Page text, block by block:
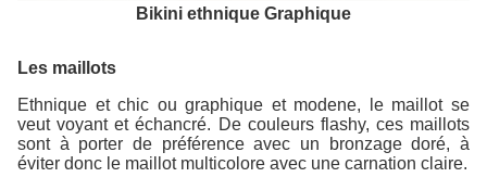
Bikini ethnique Graphique
Les maillots
Ethnique et chic ou graphique et modene, le maillot se
veut voyant et échancré. De couleurs flashy, ces maillots
sont à porter de préférence avec un bronzage doré, à
éviter donc le maillot multicolore avec une carnation claire.